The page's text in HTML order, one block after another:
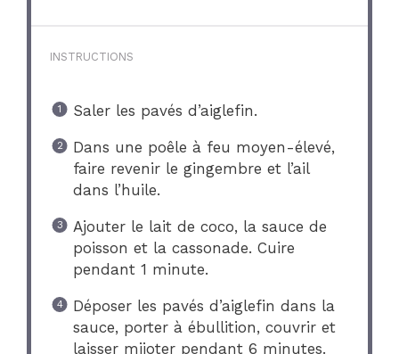
INSTRUCTIONS
Saler les pavés d’aiglefin.
Dans une poêle à feu moyen-élevé,
faire revenir le gingembre et l’ail
dans l’huile.
Ajouter le lait de coco, la sauce de
poisson et la cassonade. Cuire
pendant 1 minute.
Déposer les pavés d’aiglefin dans la
sauce, porter à ébullition, couvrir et
laisser mijoter pendant 6 minutes.